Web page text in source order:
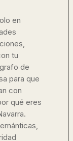
en
tu
de
para que
con
qué eres